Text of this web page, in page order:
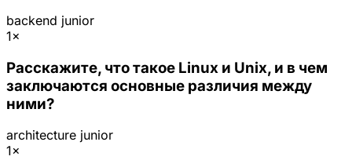
backend junior
1×
Расскажите, что такое Linux и Unix, и в чем
заключаются основные различия между
ними?
architecture junior
1×